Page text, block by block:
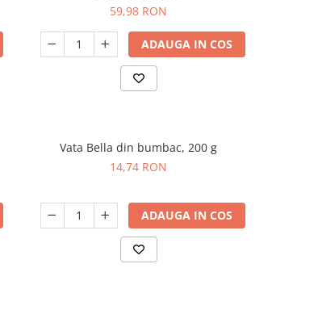
59,98 RON
ADAUGA IN COS
Vata Bella din bumbac, 200 g
14,74 RON
ADAUGA IN COS